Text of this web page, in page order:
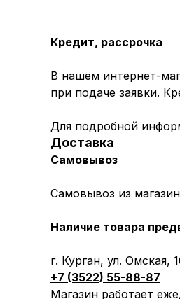
Кредит, рассрочка
В нашем интернет-
при подаче заявки.
Для подробной
Доставка
Самовывоз
Самовывоз из
Наличие товара
г. Курган, ул. Омская,
+7 (3522) 55-88-87
Магазин работает